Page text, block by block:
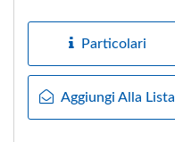
Particolari
Aggiungi Alla Lista